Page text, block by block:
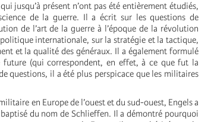
jusqu’à présent n’ont pas été entièrement étudiés,
de la guerre. Il a écrit sur les questions de
de l’art de la guerre à l’époque de la révolution
internationale, sur la stratégie et la tactique,
et la qualité des généraux. Il a également formulé
future (qui correspondent, en effet, à ce que fut la
questions, il a été plus perspicace que les militaires
en Europe de l’ouest et du sud-ouest, Engels a
du nom de Schlieffen. Il a démontré pourquoi